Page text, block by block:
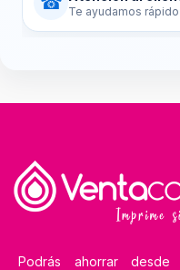
Te ayudamos rápido
Podrás ahorrar